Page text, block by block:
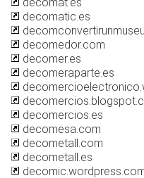
decomatic.es
decomedor.com
decomer.es
decomeraparte.es
decomercios.es
decomesa.com
decometall.com
decometall.es